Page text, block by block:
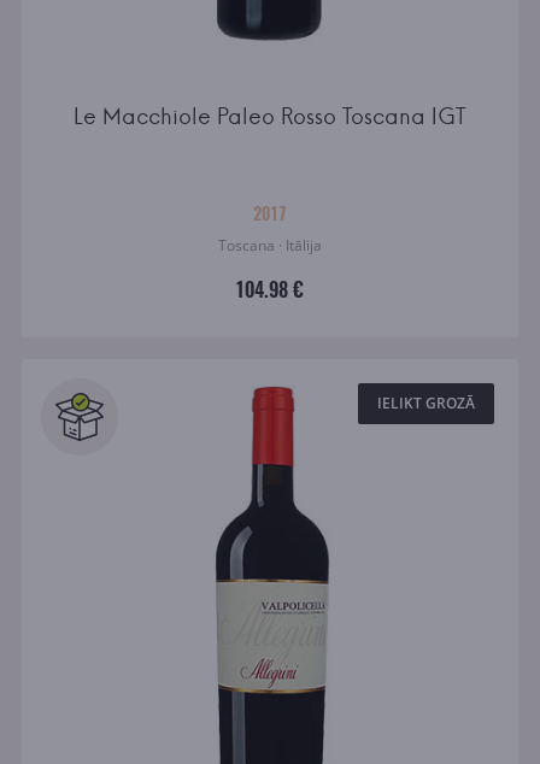
Le Macchiole Paleo Rosso Toscana IGT
2017
Toscana · Itālija
104.98 €
IELIKT GROZĀ